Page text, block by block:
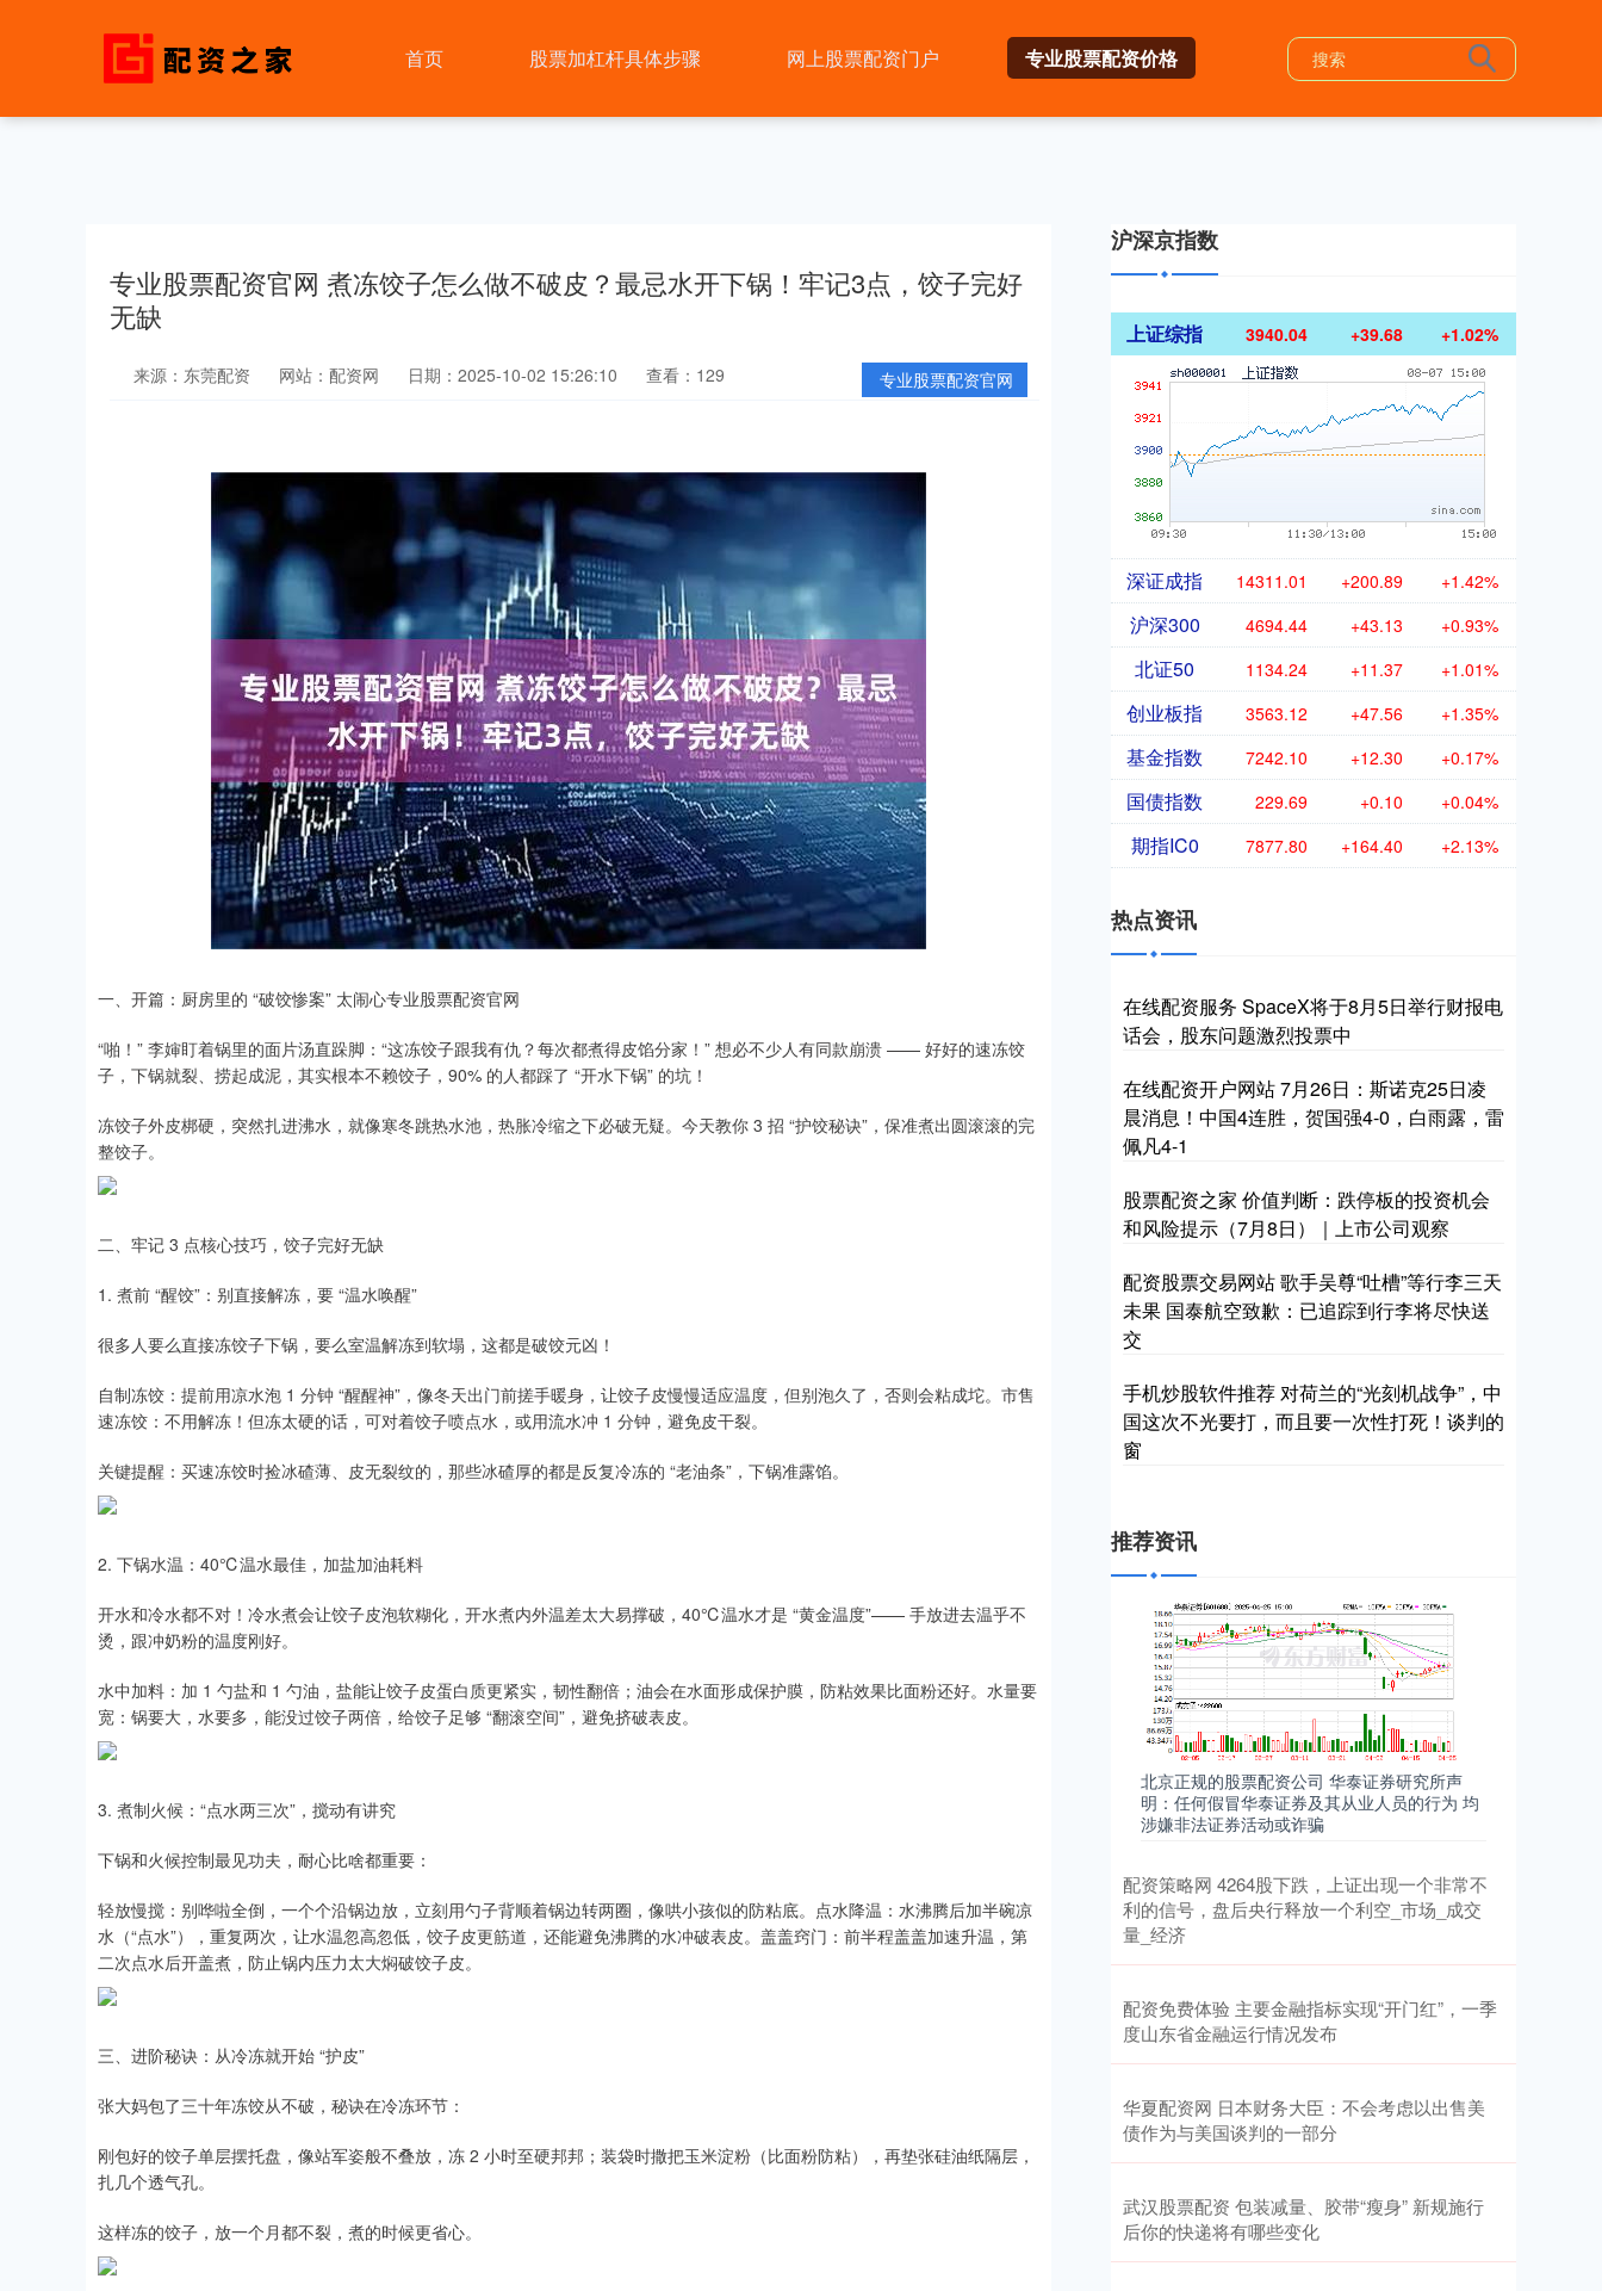
首页 股票加杠杆具体步骤 网上股票配资门户 专业股票配资价格
专业股票配资官网 煮冻饺子怎么做不破皮？最忌水开下锅！牢记3点，饺子完好
无缺
专业股票配资官网
来源：东莞配资 网站：配资网 日期：2025-10-02 15:26:10 查看：129
一、开篇：厨房里的 “破饺惨案” 太闹心专业股票配资官网
“啪！” 李婶盯着锅里的面片汤直跺脚：“这冻饺子跟我有仇？每次都煮得皮馅分家！” 想必不少人有同款崩溃 —— 好好的速冻饺
子，下锅就裂、捞起成泥，其实根本不赖饺子，90% 的人都踩了 “开水下锅” 的坑！
冻饺子外皮梆硬，突然扎进沸水，就像寒冬跳热水池，热胀冷缩之下必破无疑。今天教你 3 招 “护饺秘诀”，保准煮出圆滚滚的完
整饺子。
二、牢记 3 点核心技巧，饺子完好无缺
1. 煮前 “醒饺”：别直接解冻，要 “温水唤醒”
很多人要么直接冻饺子下锅，要么室温解冻到软塌，这都是破饺元凶！
自制冻饺：提前用凉水泡 1 分钟 “醒醒神”，像冬天出门前搓手暖身，让饺子皮慢慢适应温度，但别泡久了，否则会粘成坨。市售
速冻饺：不用解冻！但冻太硬的话，可对着饺子喷点水，或用流水冲 1 分钟，避免皮干裂。
关键提醒：买速冻饺时捡冰碴薄、皮无裂纹的，那些冰碴厚的都是反复冷冻的 “老油条”，下锅准露馅。
2. 下锅水温：40℃温水最佳，加盐加油耗料
开水和冷水都不对！冷水煮会让饺子皮泡软糊化，开水煮内外温差太大易撑破，40℃温水才是 “黄金温度”—— 手放进去温乎不
烫，跟冲奶粉的温度刚好。
水中加料：加 1 勺盐和 1 勺油，盐能让饺子皮蛋白质更紧实，韧性翻倍；油会在水面形成保护膜，防粘效果比面粉还好。水量要
宽：锅要大，水要多，能没过饺子两倍，给饺子足够 “翻滚空间”，避免挤破表皮。
3. 煮制火候：“点水两三次”，搅动有讲究
下锅和火候控制最见功夫，耐心比啥都重要：
轻放慢搅：别哗啦全倒，一个个沿锅边放，立刻用勺子背顺着锅边转两圈，像哄小孩似的防粘底。点水降温：水沸腾后加半碗凉
水（“点水”），重复两次，让水温忽高忽低，饺子皮更筋道，还能避免沸腾的水冲破表皮。盖盖窍门：前半程盖盖加速升温，第
二次点水后开盖煮，防止锅内压力太大焖破饺子皮。
三、进阶秘诀：从冷冻就开始 “护皮”
张大妈包了三十年冻饺从不破，秘诀在冷冻环节：
刚包好的饺子单层摆托盘，像站军姿般不叠放，冻 2 小时至硬邦邦；装袋时撒把玉米淀粉（比面粉防粘），再垫张硅油纸隔层，
扎几个透气孔。
这样冻的饺子，放一个月都不裂，煮的时候更省心。
沪深京指数
上证综指 3940.04 +39.68 +1.02%
深证成指 14311.01 +200.89 +1.42%
沪深300 4694.44 +43.13 +0.93%
北证50 1134.24 +11.37 +1.01%
创业板指 3563.12 +47.56 +1.35%
基金指数 7242.10 +12.30 +0.17%
国债指数 229.69 +0.10 +0.04%
期指IC0 7877.80 +164.40 +2.13%
热点资讯
在线配资服务 SpaceX将于8月5日举行财报电
话会，股东问题激烈投票中
在线配资开户网站 7月26日：斯诺克25日凌
晨消息！中国4连胜，贺国强4-0，白雨露，雷
佩凡4-1
股票配资之家 价值判断：跌停板的投资机会
和风险提示（7月8日）｜上市公司观察
配资股票交易网站 歌手吴尊“吐槽”等行李三天
未果 国泰航空致歉：已追踪到行李将尽快送
交
手机炒股软件推荐 对荷兰的“光刻机战争”，中
国这次不光要打，而且要一次性打死！谈判的
窗
推荐资讯
北京正规的股票配资公司 华泰证券研究所声
明：任何假冒华泰证券及其从业人员的行为 均
涉嫌非法证券活动或诈骗
配资策略网 4264股下跌，上证出现一个非常不
利的信号，盘后央行释放一个利空_市场_成交
量_经济
配资免费体验 主要金融指标实现“开门红”，一季
度山东省金融运行情况发布
华夏配资网 日本财务大臣：不会考虑以出售美
债作为与美国谈判的一部分
武汉股票配资 包装减量、胶带“瘦身” 新规施行
后你的快递将有哪些变化